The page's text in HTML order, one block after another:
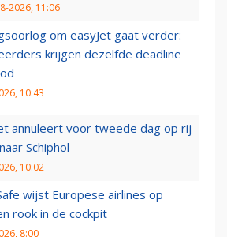
2026, 11:06
om easyJet gaat verder:
krijgen dezelfde deadline
10:43
annuleert voor tweede dag op rij
Schiphol
10:02
wijst Europese airlines op
rook in de cockpit
8:00